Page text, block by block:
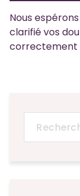
Nous
clarifié vos
correctement
pour :